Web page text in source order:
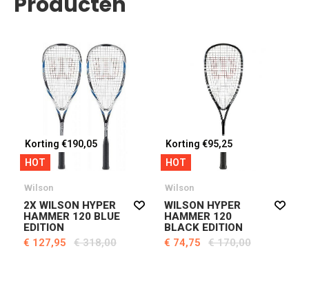
Korting €190,05
HOT
Wilson
2X WILSON HYPER
HAMMER 120 BLUE
EDITION
€ 127,95
€ 318,00
Korting €95,25
HOT
Wilson
WILSON HYPER
HAMMER 120
BLACK EDITION
€ 74,75
€ 170,00